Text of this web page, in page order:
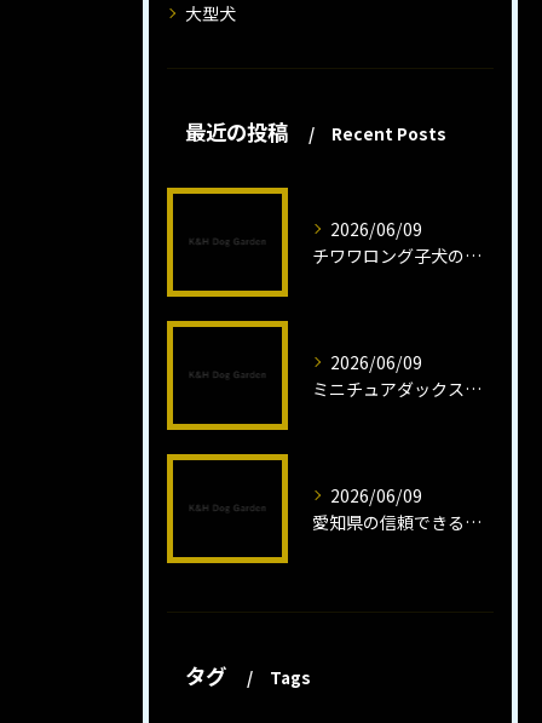
大型犬
最近の投稿 Recent Posts
2026/06/09
チワワロング子犬の健康管理法とは
2026/06/09
ミニチュアダックスフンドロング子犬の魅力と育成法
2026/06/09
愛知県の信頼できるミニチュアピンシャーブリーダーの魅力
タグ Tags